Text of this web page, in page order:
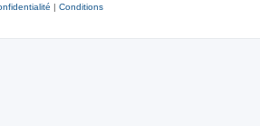
| Conditions